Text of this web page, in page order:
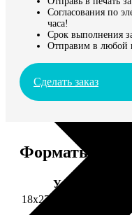
Согласования по
часа!
Срок выполнения
Отправим в любой
Сделать заказ
Форматы и
Услуга
18х27 см 126 частей